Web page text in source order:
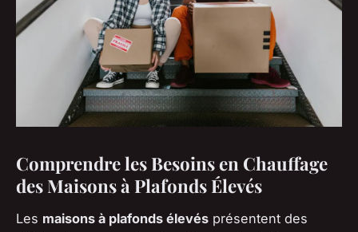
Comprendre les Besoins en Chauffage
des Maisons à Plafonds Élevés
Les maisons à plafonds élevés présentent des